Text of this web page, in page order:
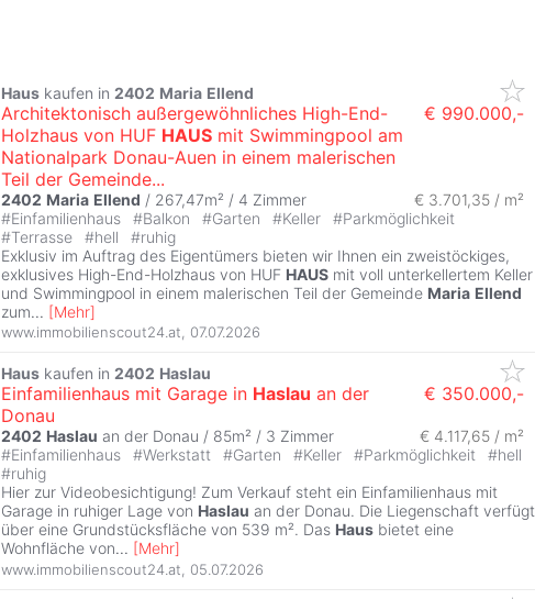
Haus kaufen in 2402 Maria Ellend
Architektonisch außergewöhnliches High-End-
Holzhaus von HUF HAUS mit Swimmingpool am
Nationalpark Donau-Auen in einem malerischen
Teil der Gemeinde...
€ 990.000,-
2402 Maria Ellend / 267,47m² / 4 Zimmer
€ 3.701,35 / m²
#Einfamilienhaus #Balkon #Garten #Keller #Parkmöglichkeit
#Terrasse #hell #ruhig
Exklusiv im Auftrag des Eigentümers bieten wir Ihnen ein zweistöckiges,
exklusives High-End-Holzhaus von HUF HAUS mit voll unterkellertem Keller
und Swimmingpool in einem malerischen Teil der Gemeinde Maria Ellend
zum... [Mehr]
www.immobilienscout24.at, 07.07.2026
Haus kaufen in 2402 Haslau
Einfamilienhaus mit Garage in Haslau an der
Donau
€ 350.000,-
2402 Haslau an der Donau / 85m² / 3 Zimmer
€ 4.117,65 / m²
#Einfamilienhaus #Werkstatt #Garten #Keller #Parkmöglichkeit #hell
#ruhig
Hier zur Videobesichtigung! Zum Verkauf steht ein Einfamilienhaus mit
Garage in ruhiger Lage von Haslau an der Donau. Die Liegenschaft verfügt
über eine Grundstücksfläche von 539 m². Das Haus bietet eine
Wohnfläche von... [Mehr]
www.immobilienscout24.at 05.07.2026